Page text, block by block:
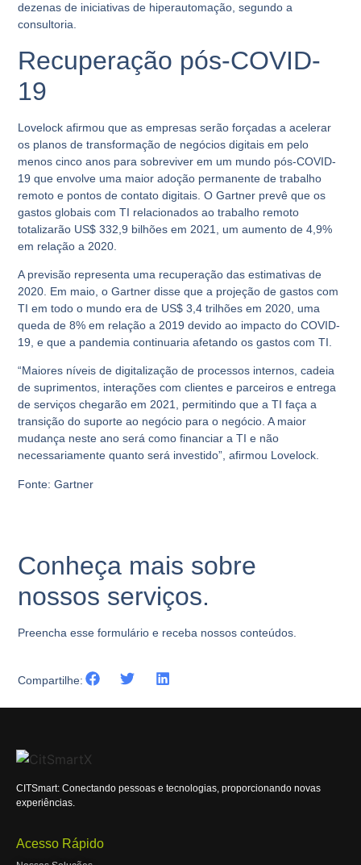
dezenas de iniciativas de hiperautomação, segundo a
consultoria.
Recuperação pós-COVID-
19
Lovelock afirmou que as empresas serão forçadas a acelerar
os planos de transformação de negócios digitais em pelo
menos cinco anos para sobreviver em um mundo pós-COVID-
19 que envolve uma maior adoção permanente de trabalho
remoto e pontos de contato digitais. O Gartner prevê que os
gastos globais com TI relacionados ao trabalho remoto
totalizarão US$ 332,9 bilhões em 2021, um aumento de 4,9%
em relação a 2020.
A previsão representa uma recuperação das estimativas de
2020. Em maio, o Gartner disse que a projeção de gastos com
TI em todo o mundo era de US$ 3,4 trilhões em 2020, uma
queda de 8% em relação a 2019 devido ao impacto do COVID-
19, e que a pandemia continuaria afetando os gastos com TI.
“Maiores níveis de digitalização de processos internos, cadeia
de suprimentos, interações com clientes e parceiros e entrega
de serviços chegarão em 2021, permitindo que a TI faça a
transição do suporte ao negócio para o negócio. A maior
mudança neste ano será como financiar a TI e não
necessariamente quanto será investido”, afirmou Lovelock.
Fonte: Gartner
Conheça mais sobre
nossos serviços.
Preencha esse formulário e receba nossos conteúdos.
Compartilhe:
CITSmart: Conectando pessoas e tecnologias, proporcionando novas
experiências.
Acesso Rápido